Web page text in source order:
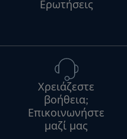
Ερωτήσεις
Χρειάζεστε
βοήθεια;
Επικοινωνήστε
μαζί μας